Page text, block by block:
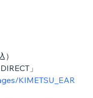
」
KIMETSU_EAR